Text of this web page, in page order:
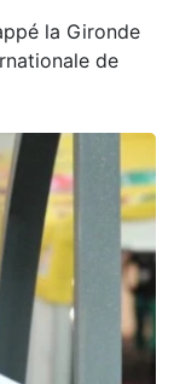
la Gironde
de